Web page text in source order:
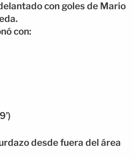
con goles de Mario
con:
desde fuera del área